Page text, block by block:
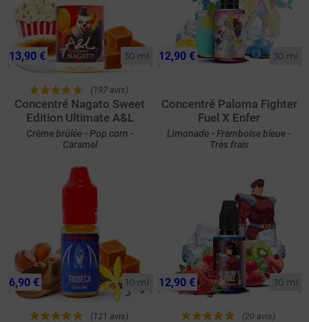
30 ml
(197 avis)
Concentré Nagato Sweet
Edition Ultimate A&L
Crème brûlée - Pop corn -
Caramel
13,90 € 30 ml
Concentré Paloma Fighter
Fuel X Enfer
LImonade - Framboise bleue -
Très frais
12,90 €
10 ml
(121 avis)
6,90 € 30 ml
(20 avis)
12,90 €